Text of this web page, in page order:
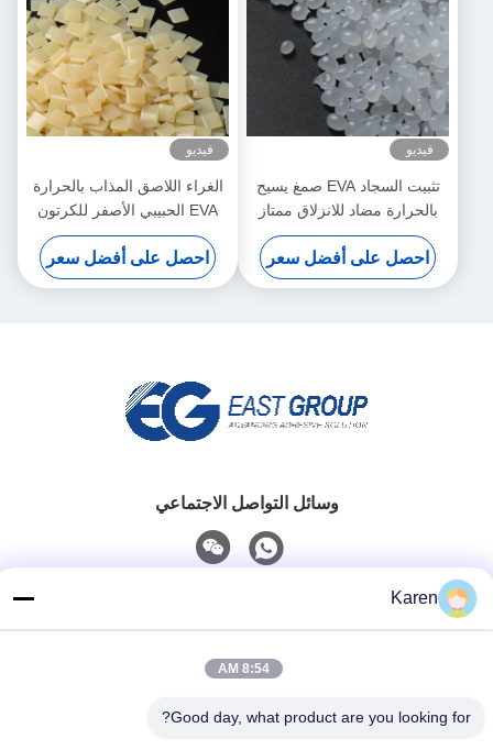
فيديو
تثبيت السجاد EVA صمغ يسيح
بالحرارة مضاد للانزلاق ممتاز
قوة الترابط حبيبات الحبوب
احصل على أفضل سعر
فيديو
الغراء اللاصق المذاب بالحرارة
EVA الحبيبي الأصفر للكرتون
المضلع
احصل على أفضل سعر
وسائل التواصل الاجتماعي
+86-18912490312
بريد إلكتروني
Karen
8:54 AM
Good day, what product are you looking for?